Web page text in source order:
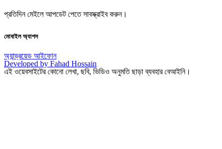
প্রতিদিন মেইলে আপডেট পেতে সাবস্ক্রাইব করুন।
মোবাইল অ্যাপস
অ্যান্ড্রয়েড আইফোন
Developed by Fahad Hossain
এই ওয়েবসাইটের কোনো লেখা, ছবি, ভিডিও অনুমতি ছাড়া ব্যবহার বেআইনি।